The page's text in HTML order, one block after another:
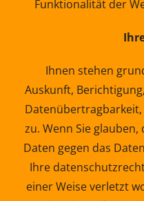
Funktionalität der
Ihnen stehen
Auskunft,
zu. Wenn Sie
Daten gegen das
Ihre
einer Weise verletzt